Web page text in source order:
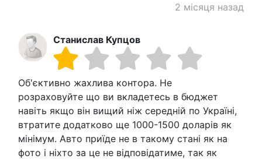
2 місяця назад
Станислав Купцов
Об'єктивно жахлива контора. Не
розраховуйте що ви вкладетесь в бюджет
навіть якщо він вищий ніж середній по Україні,
втратите додатково ще 1000-1500 доларів як
мінімум. Авто приїде не в такому стані як на
фото і ніхто за це не відповідатиме, так як